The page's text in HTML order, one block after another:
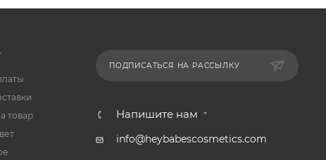
товар
ПОДПИСАТЬСЯ НА РАССЫЛКУ
Напишите нам
info@heybabescosmetics.com